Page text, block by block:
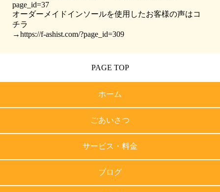
page_id=37
オーダーメイドインソールを使用したお客様の声はコ
チラ
→https://f-ashist.com/?page_id=309
PAGE TOP
ホーム
ごあいさつ
サービス・料金
ブログ